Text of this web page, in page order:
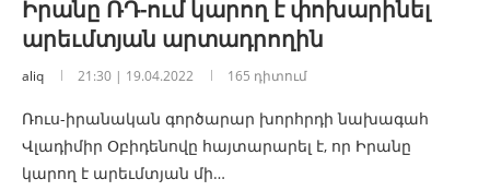
Իրանը ՌԴ-ում կարող է փոխարինել
արեւմտյան արտադրողին
aliq 21:30 | 19.04.2022 165 դիտում
Ռուս-իրանական գործարար խորհրդի նախագահ
Վլադիմիր Օբիդենովը հայտարարել է, որ Իրանը
կարող է արեւմտյան մի…